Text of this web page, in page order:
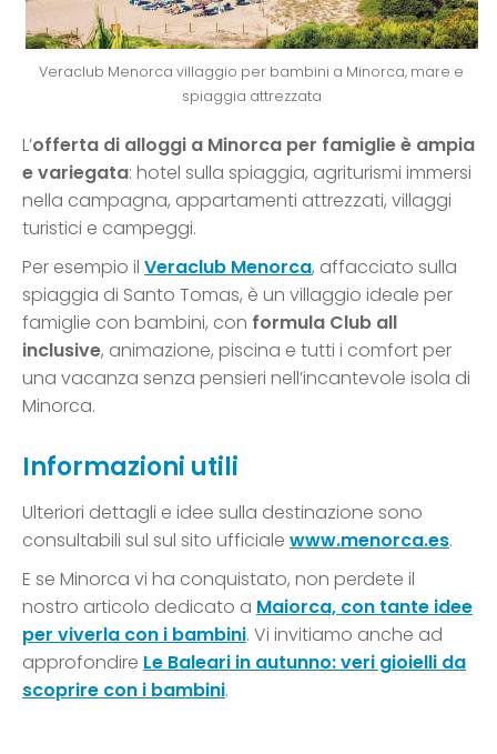
Veraclub Menorca villaggio per bambini a Minorca, mare e
spiaggia attrezzata
L’offerta di alloggi a Minorca per famiglie è ampia
e variegata: hotel sulla spiaggia, agriturismi immersi
nella campagna, appartamenti attrezzati, villaggi
turistici e campeggi.
Per esempio il Veraclub Menorca, affacciato sulla
spiaggia di Santo Tomas, è un villaggio ideale per
famiglie con bambini, con formula Club all
inclusive, animazione, piscina e tutti i comfort per
una vacanza senza pensieri nell’incantevole isola di
Minorca.
Informazioni utili
Ulteriori dettagli e idee sulla destinazione sono
consultabili sul sul sito ufficiale www.menorca.es.
E se Minorca vi ha conquistato, non perdete il
nostro articolo dedicato a Maiorca, con tante idee
per viverla con i bambini. Vi invitiamo anche ad
approfondire Le Baleari in autunno: veri gioielli da
scoprire con i bambini.